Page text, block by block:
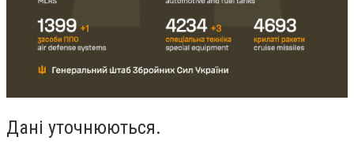
Дані уточнюються.